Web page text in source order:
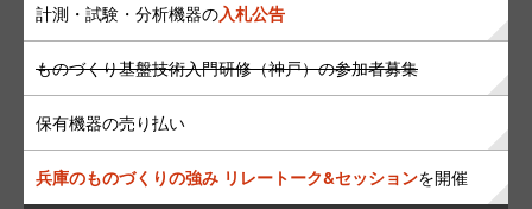
計測・試験・分析機器の入札公告
ものづくり基盤技術入門研修（神戸）の参加者募集
保有機器の売り払い
兵庫のものづくりの強み リレートーク&セッションを開催